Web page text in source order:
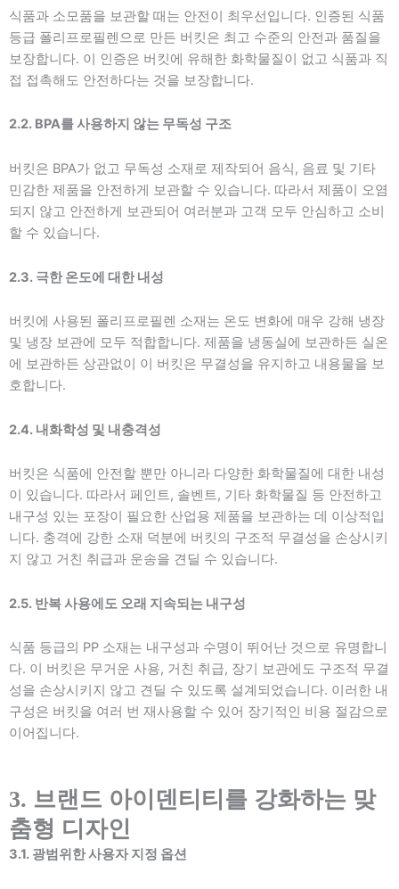
식품과 소모품을 보관할 때는 안전이 최우선입니다. 인증된 식품
등급 폴리프로필렌으로 만든 버킷은 최고 수준의 안전과 품질을
보장합니다. 이 인증은 버킷에 유해한 화학물질이 없고 식품과 직
접 접촉해도 안전하다는 것을 보장합니다.
2.2. BPA를 사용하지 않는 무독성 구조
버킷은 BPA가 없고 무독성 소재로 제작되어 음식, 음료 및 기타
민감한 제품을 안전하게 보관할 수 있습니다. 따라서 제품이 오염
되지 않고 안전하게 보관되어 여러분과 고객 모두 안심하고 소비
할 수 있습니다.
2.3. 극한 온도에 대한 내성
버킷에 사용된 폴리프로필렌 소재는 온도 변화에 매우 강해 냉장
및 냉장 보관에 모두 적합합니다. 제품을 냉동실에 보관하든 실온
에 보관하든 상관없이 이 버킷은 무결성을 유지하고 내용물을 보
호합니다.
2.4. 내화학성 및 내충격성
버킷은 식품에 안전할 뿐만 아니라 다양한 화학물질에 대한 내성
이 있습니다. 따라서 페인트, 솔벤트, 기타 화학물질 등 안전하고
내구성 있는 포장이 필요한 산업용 제품을 보관하는 데 이상적입
니다. 충격에 강한 소재 덕분에 버킷의 구조적 무결성을 손상시키
지 않고 거친 취급과 운송을 견딜 수 있습니다.
2.5. 반복 사용에도 오래 지속되는 내구성
식품 등급의 PP 소재는 내구성과 수명이 뛰어난 것으로 유명합니
다. 이 버킷은 무거운 사용, 거친 취급, 장기 보관에도 구조적 무결
성을 손상시키지 않고 견딜 수 있도록 설계되었습니다. 이러한 내
구성은 버킷을 여러 번 재사용할 수 있어 장기적인 비용 절감으로
이어집니다.
3. 브랜드 아이덴티티를 강화하는 맞
춤형 디자인
3.1. 광범위한 사용자 지정 옵션